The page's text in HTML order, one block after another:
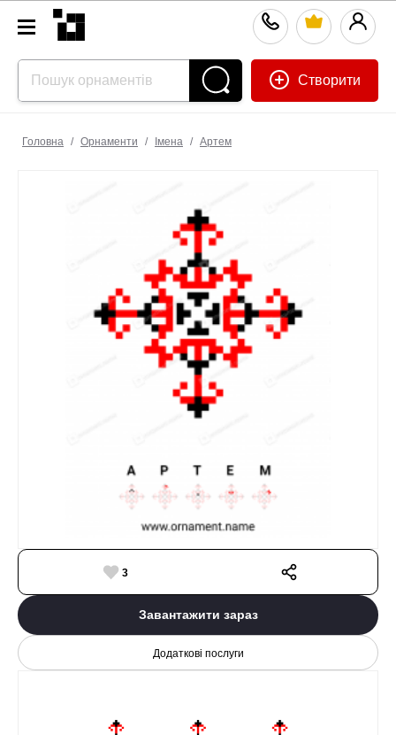
Створити
Головна / Орнаменти / Імена / Артем
3
Завантажити зараз
Додаткові послуги